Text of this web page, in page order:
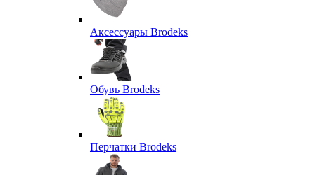
Аксессуары Brodeks
Обувь Brodeks
Перчатки Brodeks